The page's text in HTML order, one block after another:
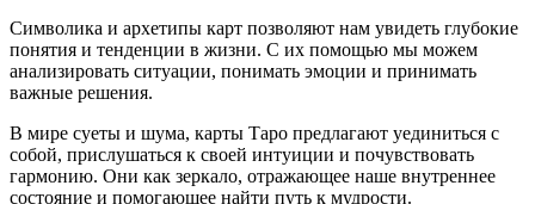
Символика и архетипы карт позволяют нам увидеть глубокие
понятия и тенденции в жизни. С их помощью мы можем
анализировать ситуации, понимать эмоции и принимать
важные решения.
В мире суеты и шума, карты Таро предлагают уединиться с
собой, прислушаться к своей интуиции и почувствовать
гармонию. Они как зеркало, отражающее наше внутреннее
состояние и помогающее найти путь к мудрости.